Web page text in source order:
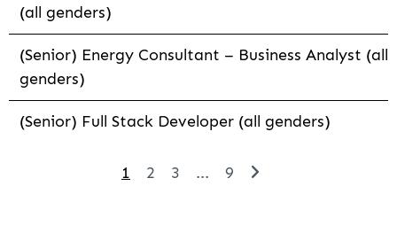
(all genders)
(Senior) Energy Consultant – Business Analyst (all
genders)
(Senior) Full Stack Developer (all genders)
1 2 3 ... 9